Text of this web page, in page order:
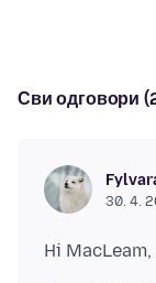
Сви одговори
30. 4.